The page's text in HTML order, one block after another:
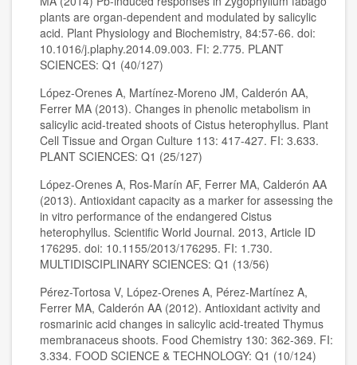
plants are organ-dependent and modulated by salicylic
acid. Plant Physiology and Biochemistry, 84:57-66. doi:
10.1016/j.plaphy.2014.09.003. FI: 2.775. PLANT
SCIENCES: Q1 (40/127)
López-Orenes A, Martínez-Moreno JM, Calderón AA,
Ferrer MA (2013). Changes in phenolic metabolism in
salicylic acid-treated shoots of Cistus heterophyllus. Plant
Cell Tissue and Organ Culture 113: 417-427. FI: 3.633.
PLANT SCIENCES: Q1 (25/127)
López-Orenes A, Ros-Marín AF, Ferrer MA, Calderón AA
(2013). Antioxidant capacity as a marker for assessing the
in vitro performance of the endangered Cistus
heterophyllus. Scientific World Journal. 2013, Article ID
176295. doi: 10.1155/2013/176295. FI: 1.730.
MULTIDISCIPLINARY SCIENCES: Q1 (13/56)
Pérez-Tortosa V, López-Orenes A, Pérez-Martínez A,
Ferrer MA, Calderón AA (2012). Antioxidant activity and
rosmarinic acid changes in salicylic acid-treated Thymus
membranaceus shoots. Food Chemistry 130: 362-369. FI:
3.334. FOOD SCIENCE & TECHNOLOGY: Q1 (10/124)